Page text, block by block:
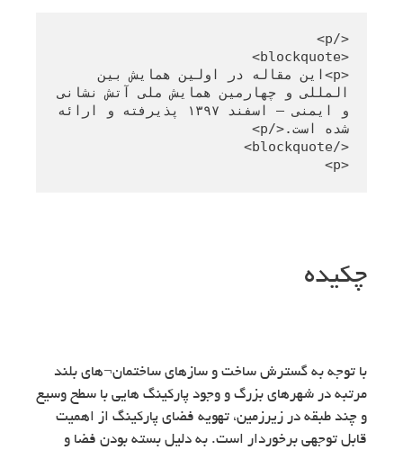
<p>این مقاله در اولین همایش بین
المللی و چهارمین همایش ملی آتش نشانی
<p>
چکیده
با توجه به گسترش ساخت و سازهای ساختمان¬های بلند
مرتبه در شهرهای بزرگ و وجود پارکینگ هایی با سطح وسیع
و چند طبقه در زیرزمین، تهویه فضای پارکینگ از اهمیت
قابل توجهی برخوردار است. به دلیل بسته بودن فضا و